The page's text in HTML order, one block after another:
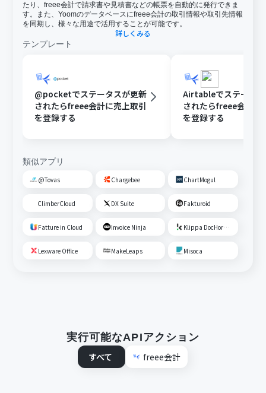
たり、freee会計で請求書や見積書などの帳票を自動的に発行できま
す。また、Yoomのデータベースにfreee会計の取引情報や取引先情報
を同期し、様々な用途で活用することが可能です。
詳しくみる
テンプレート
@pocketでステータスが更新
されたらfreee会計に売上取引
を登録する
Airtableでステータ
されたらfreee会計に
を登録する
類似アプリ
@Tovas Chargebee ChartMogul
ClimberCloud DX Suite Fakturoid
Fatture in Cloud Invoice Ninja Klippa DocHorizon
Lexware Office MakeLeaps Misoca
実行可能なAPIアクション
すべて
freee会計